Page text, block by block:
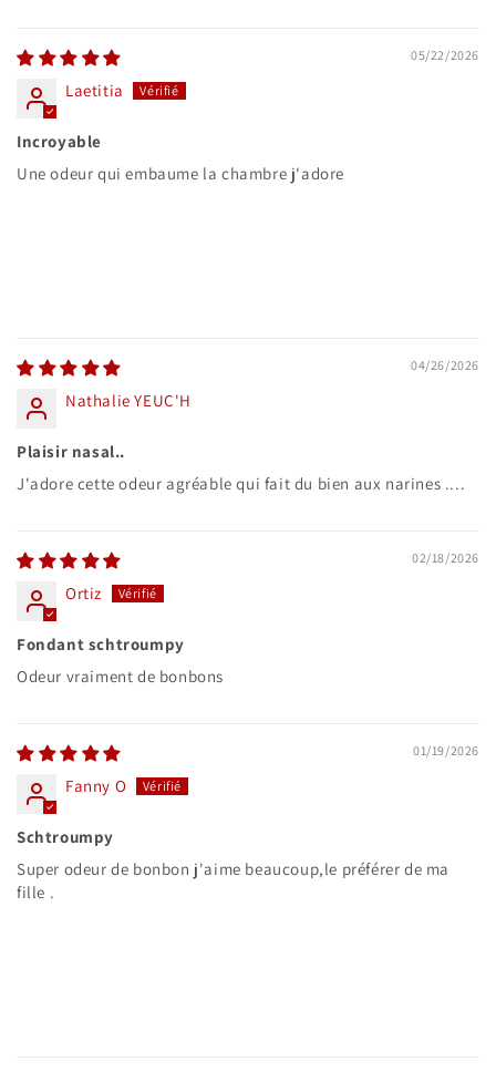
05/22/2026
Laetitia
Incroyable
Une odeur qui embaume la chambre j'adore
04/26/2026
Nathalie YEUC'H
Plaisir nasal..
J'adore cette odeur agréable qui fait du bien aux narines ....
02/18/2026
Ortiz
Fondant schtroumpy
Odeur vraiment de bonbons
01/19/2026
Fanny O
Schtroumpy
Super odeur de bonbon j'aime beaucoup,le préférer de ma
fille .